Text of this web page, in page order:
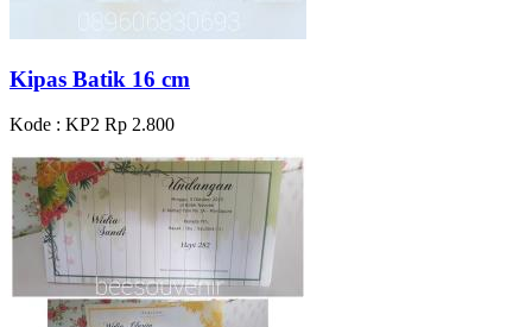
Kipas Batik 16 cm
Kode : KP2 Rp 2.800